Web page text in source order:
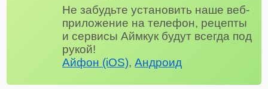
Не забудьте установить наше веб-
приложение на телефон, рецепты
и сервисы Аймкук будут всегда под
рукой!
Айфон (iOS),Андроид